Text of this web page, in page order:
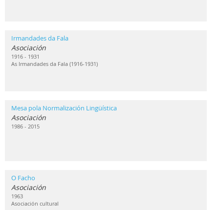
Irmandades da Fala
Asociación
1916 - 1931
As Irmandades da Fala (1916-1931)
Mesa pola Normalización Lingüística
Asociación
1986 - 2015
O Facho
Asociación
1963
Asociación cultural